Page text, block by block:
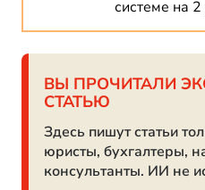
системе на 2
ВЫ ПРОЧИТАЛИ
СТАТЬЮ
Здесь пишут статьи
юристы, бухгалтеры,
консультанты. ИИ не